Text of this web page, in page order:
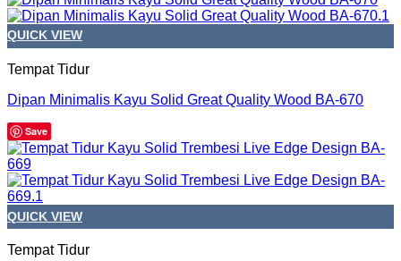
QUICK VIEW
Tempat Tidur
Dipan Minimalis Kayu Solid Great Quality Wood BA-670
Save
QUICK VIEW
Tempat Tidur